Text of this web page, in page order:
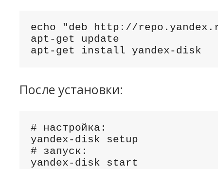
echo "deb http://
apt-get update
apt-get install yandex-disk
После установки:
# настройка:
yandex-disk setup
# запуск:
yandex-disk start